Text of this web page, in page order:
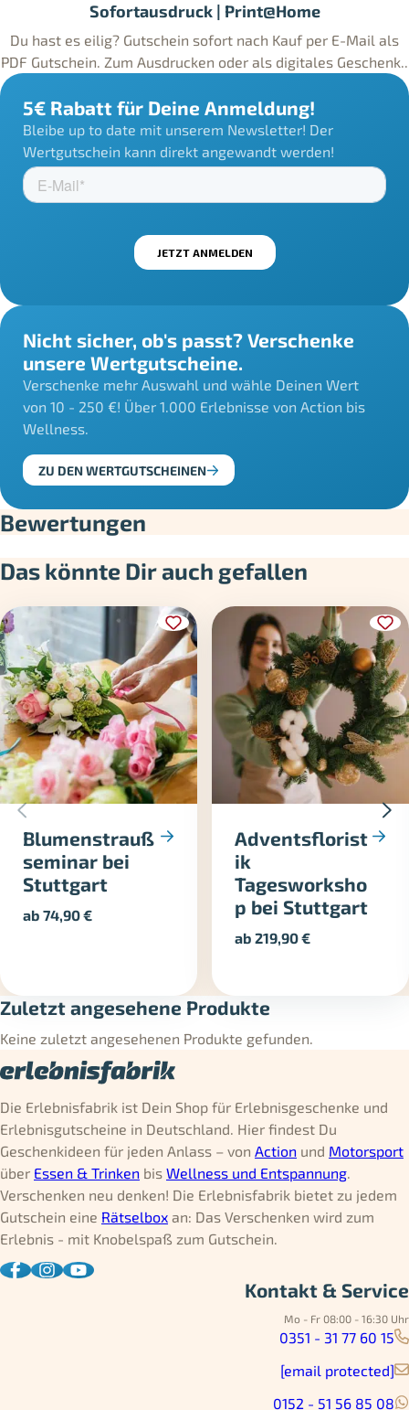
Sofortausdruck | Print@Home
Du hast es eilig? Gutschein sofort nach Kauf per E-Mail als
PDF Gutschein. Zum Ausdrucken oder als digitales Geschenk..
5€ Rabatt für Deine Anmeldung!
Bleibe up to date mit unserem Newsletter! Der
Wertgutschein kann direkt angewandt werden!
Nicht sicher, ob's passt? Verschenke
unsere Wertgutscheine.
Verschenke mehr Auswahl und wähle Deinen Wert
von 10 - 250 €! Über 1.000 Erlebnisse von Action bis
Wellness.
ZU DEN WERTGUTSCHEINEN
Bewertungen
Das könnte Dir auch gefallen
Blumenstrauß
seminar bei
Stuttgart
ab74,90€
Adventsflorist
ik
Tagesworksho
p bei Stuttgart
ab219,90€
Zuletzt angesehene Produkte
Keine zuletzt angesehenen Produkte gefunden.
Die Erlebnisfabrik ist Dein Shop für Erlebnisgeschenke und
Erlebnisgutscheine in Deutschland. Hier findest Du
Geschenkideen für jeden Anlass – von Action und Motorsport
über Essen & Trinken bis Wellness und Entspannung.
Verschenken neu denken! Die Erlebnisfabrik bietet zu jedem
Gutschein eine Rätselbox an: Das Verschenken wird zum
Erlebnis - mit Knobelspaß zum Gutschein.
Kontakt & Service
Mo - Fr 08:00 - 16:30 Uhr
0351 - 31 77 60 15
[email protected]
0152 - 51 56 85 08